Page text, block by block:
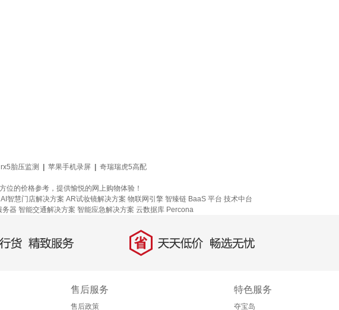
rx5胎压监测 苹果手机录屏
奇瑞瑞虎5高配
的价格参考，提供愉悦的网上购物体验！
AI智慧门店解决方案 AR试妆镜解决方案 物联网引擎 智臻链 BaaS 平台 技术中台
务器 智能交通解决方案 智能应急解决方案 云数据库 Percona
，精致服务 省 天天低价，畅选无忧
售后服务
售后政策
特色服务
夺宝岛